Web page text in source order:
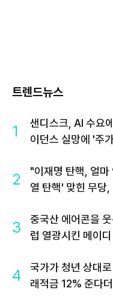
트렌드뉴스
1
샌디스크, AI 수요
이던스 실망에 '주
2
"이재명 탄핵, 얼마
열 탄핵' 맞힌 무당
3
중국산 에어콘을
럽 열광시킨 메이디
4
국가가 청년 상대
래적금 12% 준다